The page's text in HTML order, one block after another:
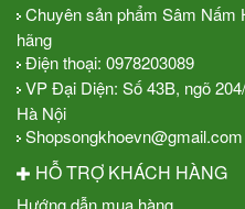
Chuyên sản phẩm Sâm Nấm
hãng
Điện thoại: 0978203089
VP Đại Diện: Số 43B, ngõ
Hà Nội
Shopsongkhoevn@gmail.com
HỖ TRỢ KHÁCH HÀNG
Hướng dẫn mua hàng